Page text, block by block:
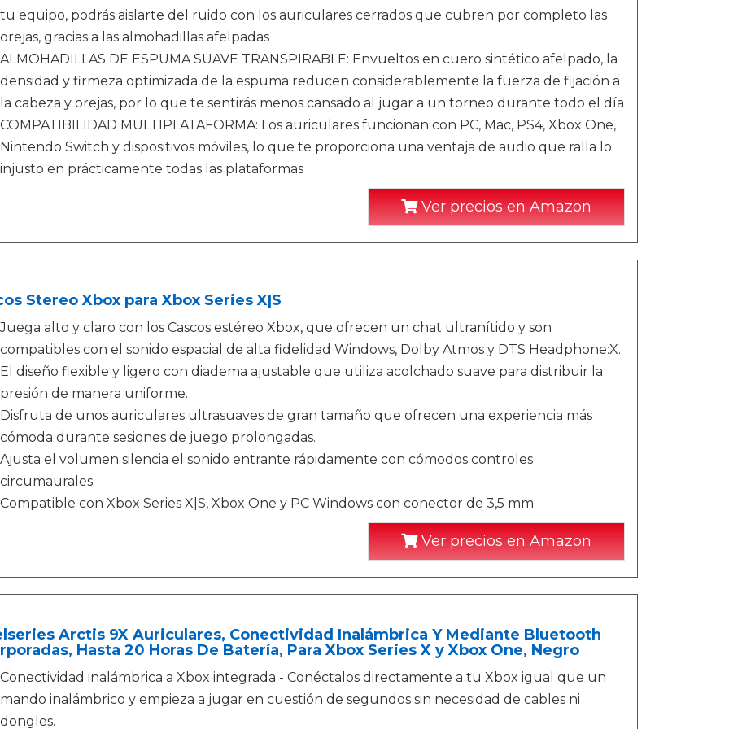
tu equipo, podrás aislarte del ruido con los auriculares cerrados que cubren por completo las
orejas, gracias a las almohadillas afelpadas
ALMOHADILLAS DE ESPUMA SUAVE TRANSPIRABLE: Envueltos en cuero sintético afelpado, la
densidad y firmeza optimizada de la espuma reducen considerablemente la fuerza de fijación a
la cabeza y orejas, por lo que te sentirás menos cansado al jugar a un torneo durante todo el día
COMPATIBILIDAD MULTIPLATAFORMA: Los auriculares funcionan con PC, Mac, PS4, Xbox One,
Nintendo Switch y dispositivos móviles, lo que te proporciona una ventaja de audio que ralla lo
injusto en prácticamente todas las plataformas
Ver precios en Amazon
Stereo Xbox para Xbox Series X|S
Juega alto y claro con los Cascos estéreo Xbox, que ofrecen un chat ultranítido y son
compatibles con el sonido espacial de alta fidelidad Windows, Dolby Atmos y DTS Headphone:X.
El diseño flexible y ligero con diadema ajustable que utiliza acolchado suave para distribuir la
presión de manera uniforme.
Disfruta de unos auriculares ultrasuaves de gran tamaño que ofrecen una experiencia más
cómoda durante sesiones de juego prolongadas.
Ajusta el volumen silencia el sonido entrante rápidamente con cómodos controles
circumaurales.
Compatible con Xbox Series X|S, Xbox One y PC Windows con conector de 3,5 mm.
Ver precios en Amazon
Arctis 9X Auriculares, Conectividad Inalámbrica Y Mediante Bluetooth
Hasta 20 Horas De Batería, Para Xbox Series X y Xbox One, Negro
Conectividad inalámbrica a Xbox integrada - Conéctalos directamente a tu Xbox igual que un
mando inalámbrico y empieza a jugar en cuestión de segundos sin necesidad de cables ni
dongles.